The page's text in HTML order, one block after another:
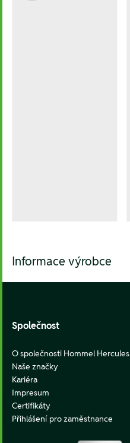
Informace výrobce
Společnost
O společnosti Hommel Hercules
Naše značky
Kariéra
Impresum
Certifikáty
Přihlášení pro zaměstnance